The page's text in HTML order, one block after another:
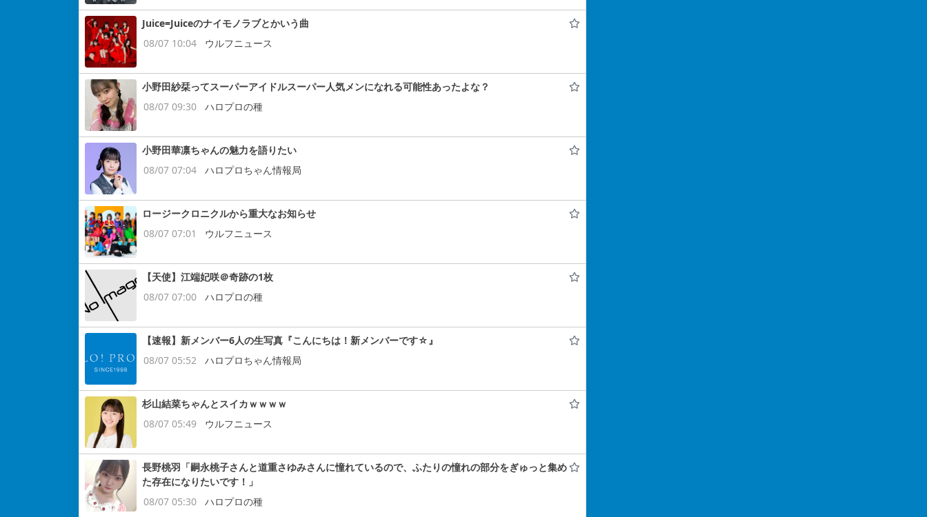
Juice=Juiceのナイモノラブとかいう曲
08/07 10:04
ウルフニュース
小野田紗栞ってスーパーアイドルスーパー人気メンになれる可能性あったよな？
08/07 09:30
ハロプロの種
小野田華凛ちゃんの魅力を語りたい
08/07 07:04
ハロプロちゃん情報局
ロージークロニクルから重大なお知らせ
08/07 07:01
ウルフニュース
【天使】江端妃咲＠奇跡の1枚
08/07 07:00
ハロプロの種
【速報】新メンバー6人の生写真『こんにちは！新メンバーです☆』
08/07 05:52
ハロプロちゃん情報局
杉山結菜ちゃんとスイカｗｗｗｗ
08/07 05:49
ウルフニュース
長野桃羽「嗣永桃子さんと道重さゆみさんに憧れているので、ふたりの憧れの部分をぎゅっと集め
た存在になりたいです！」
08/07 05:30
ハロプロの種